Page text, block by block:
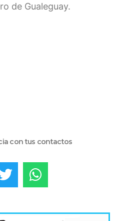
de Gualeguay.
con tus contactos